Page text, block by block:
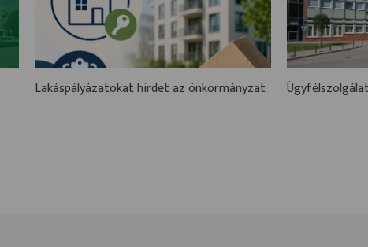
Lakáspályázatokat hirdet az önkormányzat